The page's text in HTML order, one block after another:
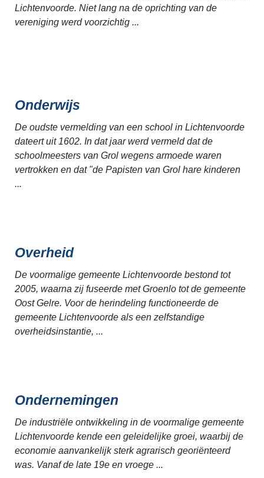
Lichtenvoorde. Niet lang na de oprichting van de
vereniging werd voorzichtig ...
Onderwijs
De oudste vermelding van een school in Lichtenvoorde
dateert uit 1602. In dat jaar werd vermeld dat de
schoolmeesters van Grol wegens armoede waren
vertrokken en dat "de Papisten van Grol hare kinderen
...
Overheid
De voormalige gemeente Lichtenvoorde bestond tot
2005, waarna zij fuseerde met Groenlo tot de gemeente
Oost Gelre. Voor de herindeling functioneerde de
gemeente Lichtenvoorde als een zelfstandige
overheidsinstantie, ...
Ondernemingen
De industriële ontwikkeling in de voormalige gemeente
Lichtenvoorde kende een geleidelijke groei, waarbij de
economie aanvankelijk sterk agrarisch georiënteerd
was. Vanaf de late 19e en vroege ...